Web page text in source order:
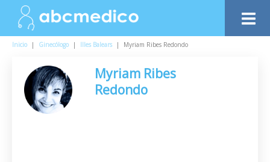
Inicio | Ginecólogo | Illes Balears | Myriam Ribes Redondo
Myriam Ribes
Redondo